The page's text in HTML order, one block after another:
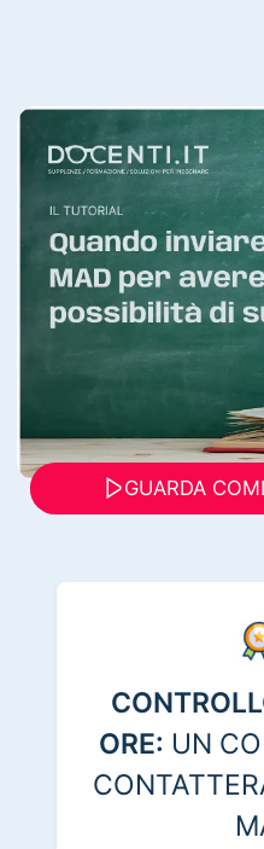
GUARDA
ORE: UN